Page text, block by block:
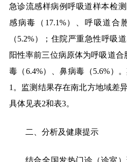
急诊流感样病例呼吸道样本检
感病毒（ 17.1%）、呼吸道合
（5.2%）；住院严重急性呼吸
阳性率前三位病原体为呼吸道合
毒（6.4%）、鼻病毒（5.6%）
1 。监测结果存在南北方地域差
具体见表2和表3。
二、分析及健康提示
结合全国发热门诊（诊室